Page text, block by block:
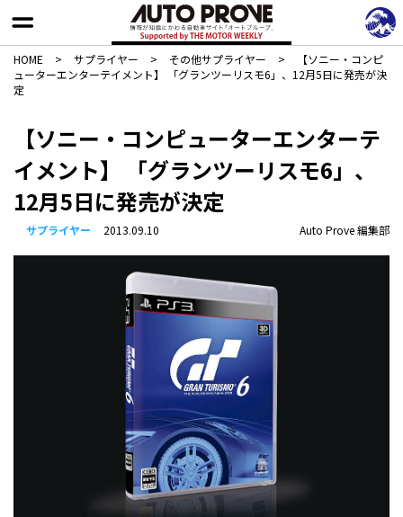
HOME > サプライヤー > その他サプライヤー >
【ソニー・コンピ
ューターエンターテイメント】 「グランツーリスモ6」、12月5日に発売が決
定
【ソニー・コンピューターエンターテ
イメント】 「グランツーリスモ6」、
12月5日に発売が決定
サプライヤー 2013.09.10 Auto Prove 編集部